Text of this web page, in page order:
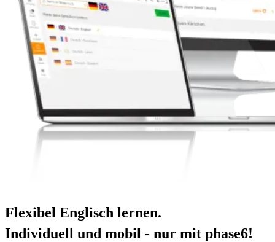
Flexibel Englisch lernen.
Individuell und mobil - nur mit phase6!